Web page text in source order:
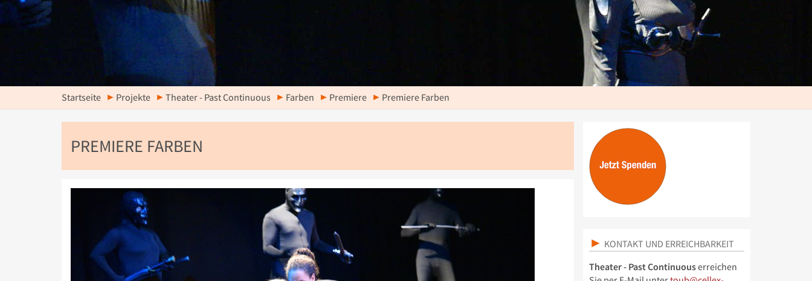
Startseite Projekte Theater - Past Continuous Farben Premiere Premiere Farben
PREMIERE FARBEN
KONTAKT UND ERREICHBARKEIT
Theater - Past Continuouserreichen